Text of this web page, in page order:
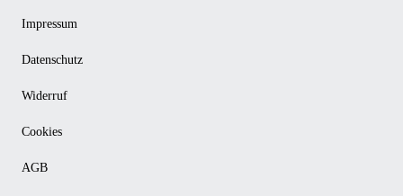
Impressum
Datenschutz
Widerruf
Cookies
AGB